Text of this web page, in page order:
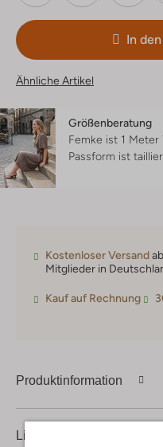
In
Ähnliche Artikel
Größenberatung
Femke ist 1 Meter
Passform ist
Kostenloser Versand
Mitglieder in
Kauf auf Rechnung
Produktinformation
Lieferung & Rückgabe